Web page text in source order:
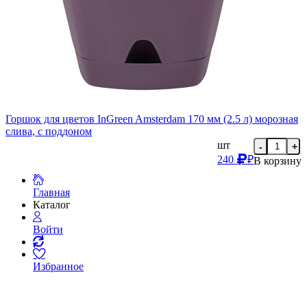
Горшок для цветов InGreen Amsterdam 170 мм (2.5 л) морозная
слива, с поддоном
шт
240
₽
- +
В корзину
Главная
Каталог
Войти
Избранное